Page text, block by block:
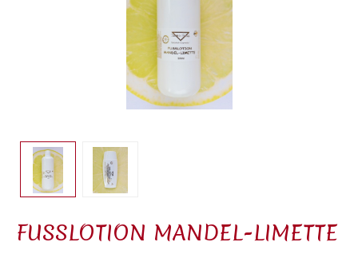
FUSSLOTION MANDEL-LIMETTE